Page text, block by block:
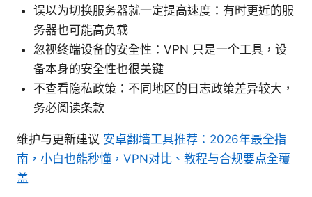
误以为切换服务器就一定提高速度：有时更近的服
务器也可能高负载
忽视终端设备的安全性：VPN 只是一个工具，设
备本身的安全性也很关键
不查看隐私政策：不同地区的日志政策差异较大，
务必阅读条款
维护与更新建议 安卓翻墙工具推荐：2026年最全指
南，小白也能秒懂，VPN对比、教程与合规要点全覆
盖